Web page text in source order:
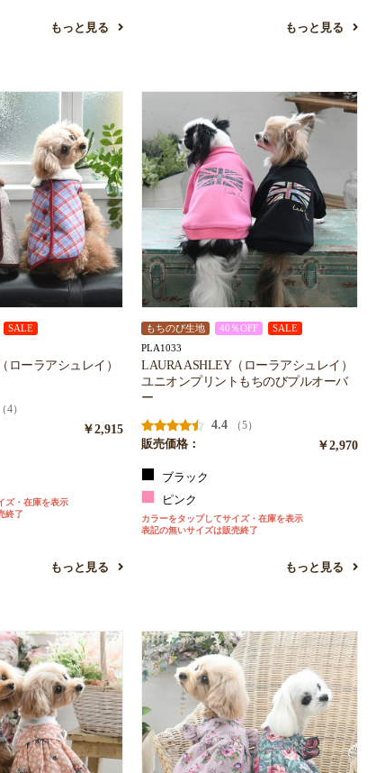
もっと見る もっと見る
SALE
ローラアシュレイ）
（4）
￥2,915
ズ・在庫を表示
終了
もっと見る
もちのび生地 40％OFF SALE
PLA1033
LAURA ASHLEY（ローラアシュレイ）
ユニオンプリントもちのびプルオーバ
ー
4.4
（5）
販売価格：
￥2,970
ブラック
ピンク
カラーをタップしてサイズ・在庫を表示
表記の無いサイズは販売終了
もっと見る